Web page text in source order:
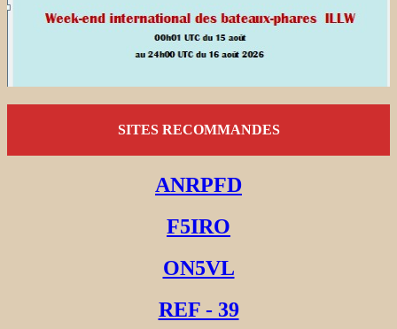
SITES RECOMMANDES
ANRPFD
F5IRO
ON5VL
REF - 39